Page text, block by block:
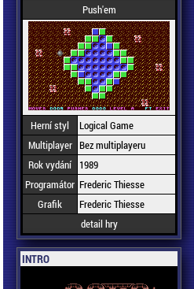
Push'em
Herní styl
Logical Game
Multiplayer Bez multiplayeru
Rok vydání
1989
Programátor Frederic Thiesse
Grafik
Frederic Thiesse
detail hry
INTRO